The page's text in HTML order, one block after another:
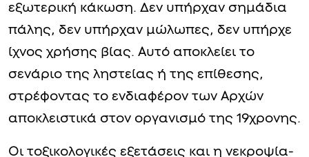
εξωτερική κάκωση. Δεν υπήρχαν σημάδια
πάλης, δεν υπήρχαν μώλωπες, δεν υπήρχε
ίχνος χρήσης βίας. Αυτό αποκλείει το
σενάριο της ληστείας ή της επίθεσης,
στρέφοντας το ενδιαφέρον των Αρχών
αποκλειστικά στον οργανισμό της 19χρονης.
Οι τοξικολογικές εξετάσεις και η νεκροψία-